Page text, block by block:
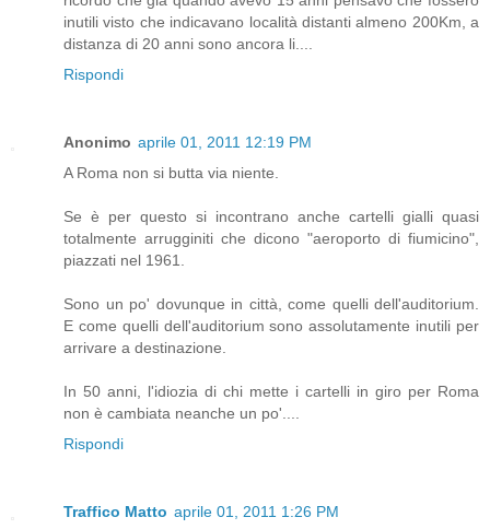
inutili visto che indicavano località distanti almeno 200Km, a
distanza di 20 anni sono ancora li....
Rispondi
Anonimo aprile 01, 2011 12:19 PM
A Roma non si butta via niente.
Se è per questo si incontrano anche cartelli gialli quasi
totalmente arrugginiti che dicono "aeroporto di fiumicino",
piazzati nel 1961.
Sono un po' dovunque in città, come quelli dell'auditorium.
E come quelli dell'auditorium sono assolutamente inutili per
arrivare a destinazione.
In 50 anni, l'idiozia di chi mette i cartelli in giro per Roma
non è cambiata neanche un po'....
Rispondi
Traffico Matto aprile 01, 2011 1:26 PM